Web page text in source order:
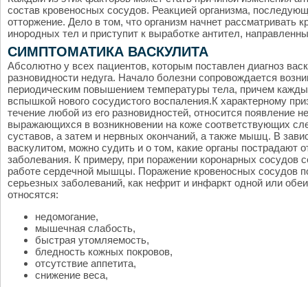
состав кровеносных сосудов. Реакцией организма,
отторжение. Дело в том, что организм начнет рассматривать
инородных тел и приступит к выработке антител,
СИМПТОМАТИКА ВАСКУЛИТА
Абсолютно у всех пациентов, которым поставлен диагноз
разновидности недуга. Начало болезни сопровождается
периодическим повышением температуры тела, причем
вспышкой нового сосудистого воспаления.К характерному
течение любой из его разновидностей, относится появление
выражающихся в возникновении на коже соответствующих
суставов, а затем и нервных окончаний, а также мышц. В
васкулитом, можно судить и о том, какие органы пострадают
заболевания. К примеру, при поражении коронарных сосудов
работе сердечной мышцы. Поражение кровеносных сосудов
серьезных заболеваний, как нефрит и инфаркт одной или
относятся:
недомогание,
мышечная слабость,
быстрая утомляемость,
бледность кожных покровов,
отсутствие аппетита,
снижение веса,